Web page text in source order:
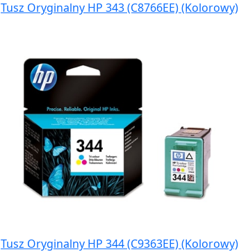
Tusz Oryginalny HP 343 (C8766EE) (Kolorowy)
Tusz Oryginalny HP 344 (C9363EE) (Kolorowy)